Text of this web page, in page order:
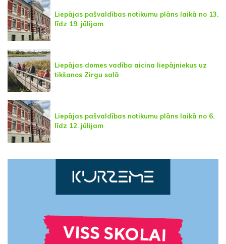
Liepājas pašvaldības notikumu plāns laikā no 13.
līdz 19. jūlijam
Liepājas domes vadība aicina liepājniekus uz
tikšanos Zirgu salā
Liepājas pašvaldības notikumu plāns laikā no 6.
līdz 12. jūlijam